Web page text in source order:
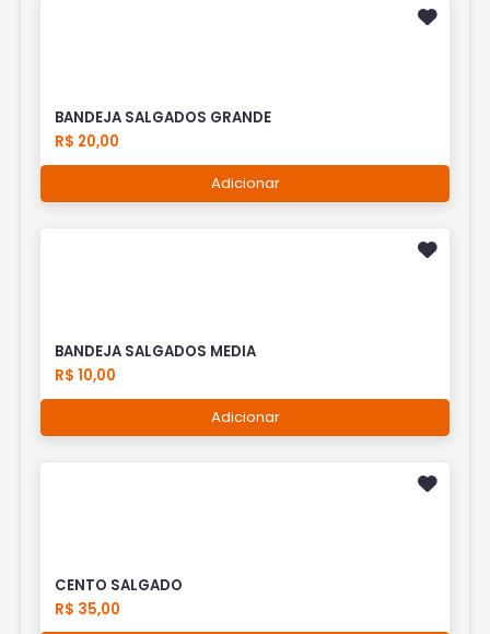
BANDEJA SALGADOS GRANDE
R$ 20,00
Adicionar
BANDEJA SALGADOS MEDIA
R$ 10,00
Adicionar
CENTO SALGADO
R$ 35,00